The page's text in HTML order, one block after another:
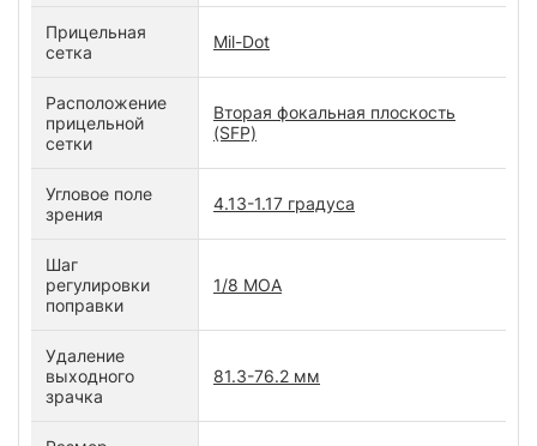
Прицельная
сетка
Mil-Dot
Расположение
прицельной
сетки
Вторая фокальная плоскость
(SFP)
Угловое поле
зрения
4.13-1.17 градуса
Шаг
регулировки
поправки
1/8 МОА
Удаление
выходного
зрачка
81.3-76.2 мм